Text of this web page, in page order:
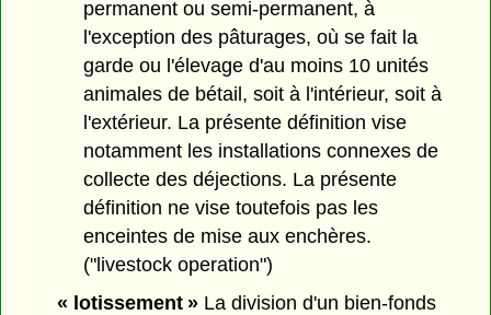
permanent ou semi-permanent, à
l'exception des pâturages, où se fait la
garde ou l'élevage d'au moins 10 unités
animales de bétail, soit à l'intérieur, soit à
l'extérieur. La présente définition vise
notamment les installations connexes de
collecte des déjections. La présente
définition ne vise toutefois pas les
enceintes de mise aux enchères.
("livestock operation")
« lotissement »La division d'un bien-fonds